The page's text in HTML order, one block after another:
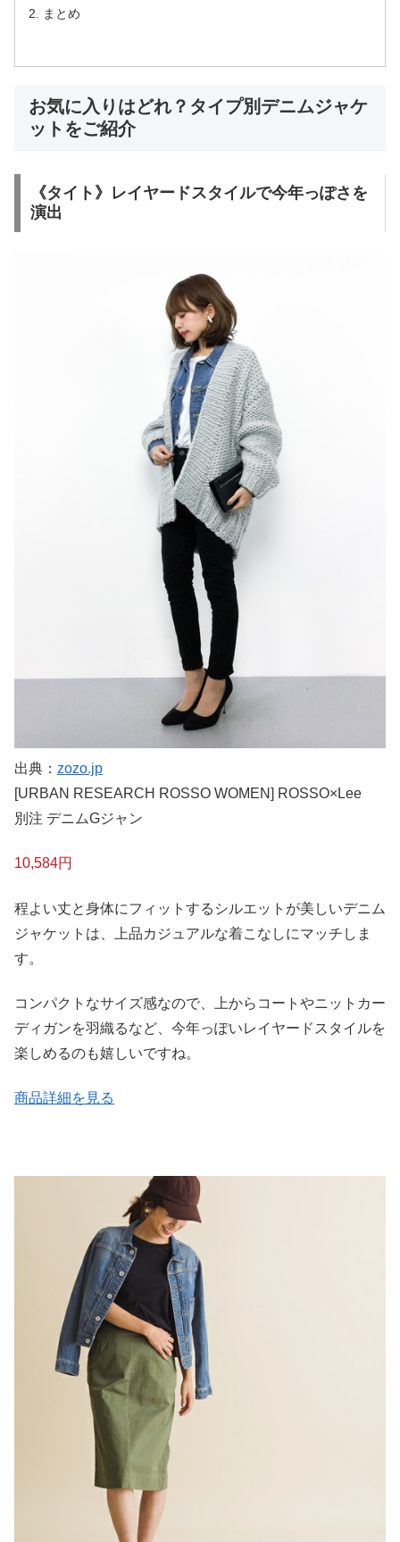
まとめ
お気に入りはどれ？タイプ別デニムジャケ
ットをご紹介
《タイト》レイヤードスタイルで今年っぽさを
演出
出典： zozo.jp
[URBAN RESEARCH ROSSO WOMEN] ROSSO×Lee
別注 デニムGジャン
10,584円
程よい丈と身体にフィットするシルエットが美しいデニム
ジャケットは、上品カジュアルな着こなしにマッチしま
す。
コンパクトなサイズ感なので、上からコートやニットカー
ディガンを羽織るなど、今年っぽいレイヤードスタイルを
楽しめるのも嬉しいですね。
商品詳細を見る